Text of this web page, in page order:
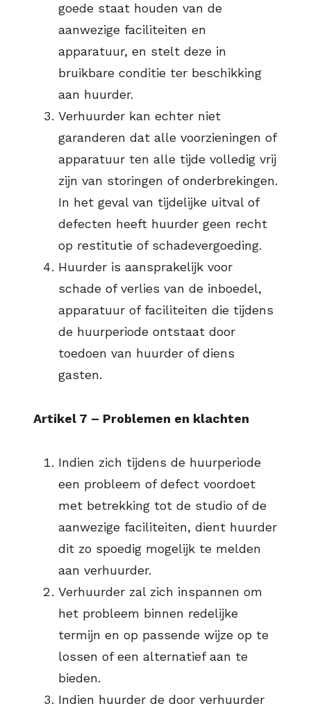
goede staat houden van de
aanwezige faciliteiten en
apparatuur, en stelt deze in
bruikbare conditie ter beschikking
aan huurder.
Verhuurder kan echter niet
garanderen dat alle voorzieningen of
apparatuur ten alle tijde volledig vrij
zijn van storingen of onderbrekingen.
In het geval van tijdelijke uitval of
defecten heeft huurder geen recht
op restitutie of schadevergoeding.
Huurder is aansprakelijk voor
schade of verlies van de inboedel,
apparatuur of faciliteiten die tijdens
de huurperiode ontstaat door
toedoen van huurder of diens
gasten.
Artikel 7 – Problemen en klachten
Indien zich tijdens de huurperiode
een probleem of defect voordoet
met betrekking tot de studio of de
aanwezige faciliteiten, dient huurder
dit zo spoedig mogelijk te melden
aan verhuurder.
Verhuurder zal zich inspannen om
het probleem binnen redelijke
termijn en op passende wijze op te
lossen of een alternatief aan te
bieden.
Indien huurder de door verhuurder